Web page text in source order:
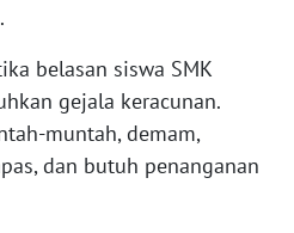
belasan siswa SMK
gejala keracunan.
muntah, demam,
dan butuh penanganan